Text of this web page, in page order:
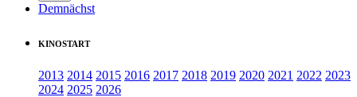
Demnächst
KINOSTART
2013 2014 2015 2016 2017 2018 2019 2020 2021 2022 2023
2024 2025 2026